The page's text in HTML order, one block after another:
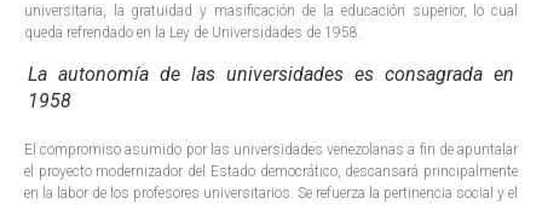
universitaria, la gratuidad y masificación de la educación superior, lo cual
queda refrendado en la Ley de Universidades de 1958.
La autonomía de las universidades es consagrada en
1958
El compromiso asumido por las universidades venezolanas a fin de apuntalar
el proyecto modernizador del Estado democrático, descansará principalmente
en la labor de los profesores universitarios. Se refuerza la pertinencia social y el